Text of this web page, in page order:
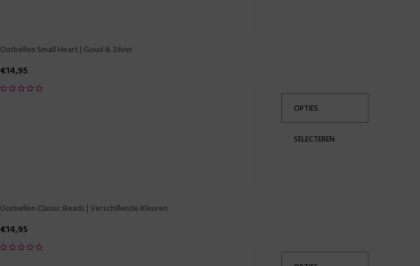
Oorbellen Small Heart | Goud & Zilver
€14,95
OPTIES
SELECTEREN
Oorbellen Classic Beads | Verschillende Kleuren
€14,95